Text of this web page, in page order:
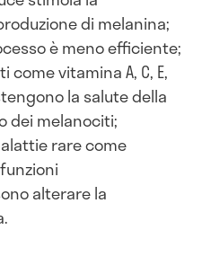
di melanina;
è meno efficiente;
come vitamina A, C, E,
la salute della
dei melanociti;
rare come
alterare la